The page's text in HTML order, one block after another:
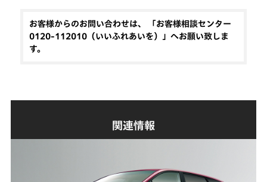
お客様からのお問い合わせは、 「お客様相談センター
0120-112010（いいふれあいを）」へお願い致しま
す。
関連情報